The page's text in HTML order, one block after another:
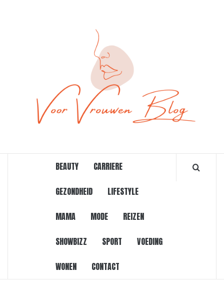
BEAUTY CARRIERE
GEZONDHEID LIFESTYLE
MAMA MODE REIZEN
SHOWBIZZ SPORT VOEDING
WONEN CONTACT